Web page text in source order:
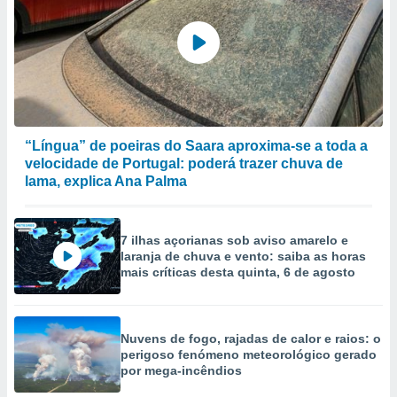
criar
medir
da
o
dos
de
ou
de dados
fontes,
e melhorar
dados
“Língua” de poeiras do Saara aproxima-se a toda a
velocidade de Portugal: poderá trazer chuva de
lama, explica Ana Palma
7 ilhas açorianas sob aviso amarelo e
laranja de chuva e vento: saiba as horas
mais críticas desta quinta, 6 de agosto
Nuvens de fogo, rajadas de calor e raios: o
perigoso fenómeno meteorológico gerado
por mega-incêndios